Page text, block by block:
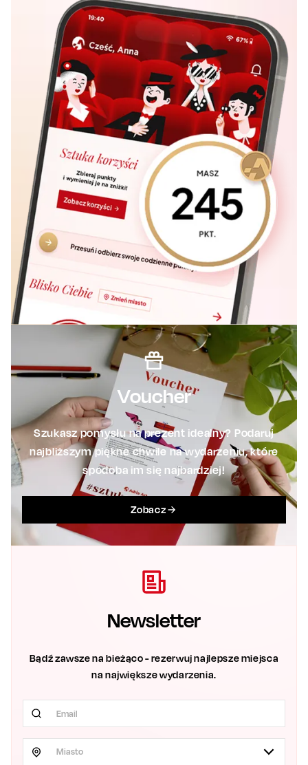
Voucher
Szukasz pomysłu na prezent idealny? Podaruj
najbliższym piękne chwile na wydarzeniu, które
spodoba im się najbardziej!
Zobacz
Newsletter
Bądź zawsze na bieżąco - rezerwuj najlepsze miejsca
na największe wydarzenia.
Miasto